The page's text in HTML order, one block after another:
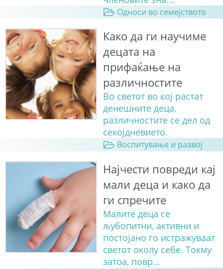
Односи во семејството
Како да ги научиме
децата на
прифаќање на
различностите
Во светот во кој растат
денешните деца,
различностите се дел од
секојдневието.
Воспитување и развој
Најчести повреди кај
мали деца и како да
ги спречите
Малите деца се
љубопитни, активни и
постојано го истражуваат
светот околу себе. Токму
затоа, повр...